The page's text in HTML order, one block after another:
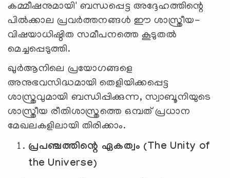
കമ്മീഷനുമായി' ബന്ധപ്പെട്ട അദ്ദേഹത്തിന്റെ
പിൽക്കാല പ്രവർത്തനങ്ങൾ ഈ ശാസ്ത്രീയ-
വിഷയാധിഷ്ഠിത സമീപനത്തെ കൂടുതൽ
മെച്ചപ്പെടുത്തി.
ഖുർആനിലെ പ്രയോഗങ്ങളെ
അനുഭവസിദ്ധമായി തെളിയിക്കപ്പെട്ട
ശാസ്ത്രവുമായി ബന്ധിപ്പിക്കുന്ന, സ്വാബൂനിയുടെ
ശാസ്ത്രീയ രീതിശാസ്ത്രത്തെ ഒമ്പത് പ്രധാന
മേഖലകളിലായി തിരിക്കാം.
പ്രപഞ്ചത്തിന്റെ ഏകത്വം (The Unity of
the Universe)